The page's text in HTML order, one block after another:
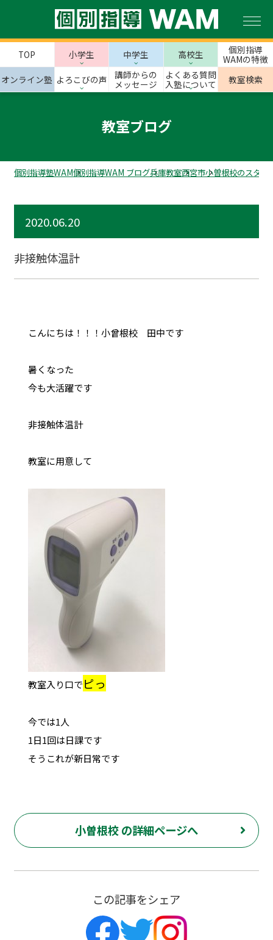
TOP 小学生 中学生 高校生
個別指導
WAMの特徴
オンライン塾 よろこびの声
講師からの
メッセージ
よくある質問
入塾について
教室検索
教室ブログ
個別指導塾WAM個別指導WAM ブログ兵庫教室西宮市小曽根校のスタッ
2020.06.20
非接触体温計
こんにちは！！！小曾根校 田中です
暑くなった
今も大活躍です
非接触体温計
教室に用意して
教室入り口でピっ
今では1人
1日1回は日課です
そうこれが新日常です
小曽根校 の詳細ページへ
この記事をシェア